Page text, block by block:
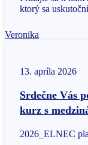
ktorý sa
Veronika
13. apríla 2026
Srdečne Vás
kurz s
2026_ELNEC